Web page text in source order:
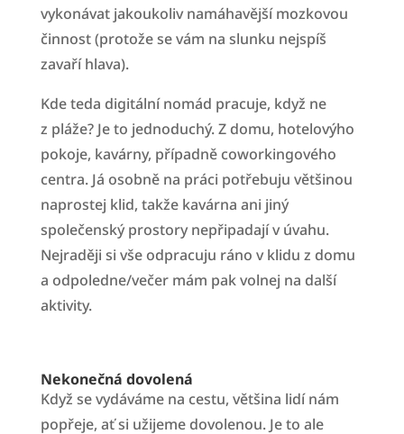
vykonávat jakoukoliv namáhavější mozkovou
činnost (protože se vám na slunku nejspíš
zavaří hlava).
Kde teda digitální nomád pracuje, když ne
z pláže? Je to jednoduchý. Z domu, hotelovýho
pokoje, kavárny, případně coworkingového
centra. Já osobně na práci potřebuju většinou
naprostej klid, takže kavárna ani jiný
společenský prostory nepřipadají v úvahu.
Nejraději si vše odpracuju ráno v klidu z domu
a odpoledne/večer mám pak volnej na další
aktivity.
Nekonečná dovolená
Když se vydáváme na cestu, většina lidí nám
popřeje, ať si užijeme dovolenou. Je to ale